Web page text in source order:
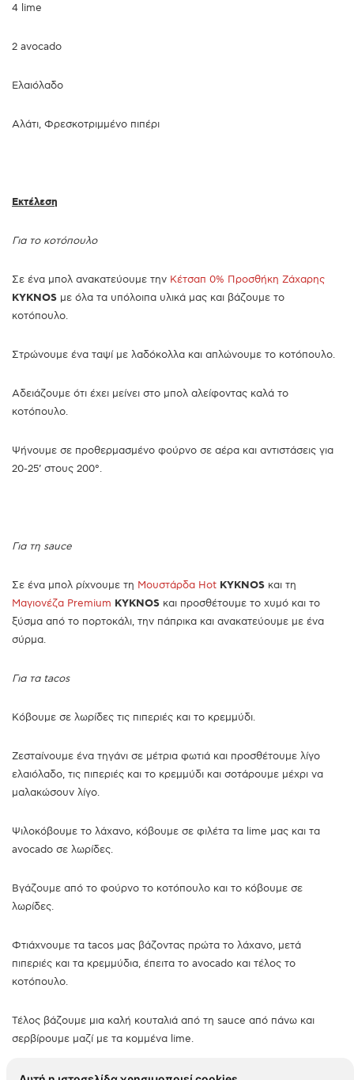
4 lime
2 avocado
Ελαιόλαδο
Αλάτι, Φρεσκοτριμμένο πιπέρι
Εκτέλεση
Για το κοτόπουλο
Σε ένα μπολ ανακατεύουμε την Κέτσαπ 0% Προσθήκη Ζάχαρης
KYKNOS με όλα τα υπόλοιπα υλικά μας και βάζουμε το
κοτόπουλο.
Στρώνουμε ένα ταψί με λαδόκολλα και απλώνουμε το κοτόπουλο.
Αδειάζουμε ότι έχει μείνει στο μπολ αλείφοντας καλά το
κοτόπουλο.
Ψήνουμε σε προθερμασμένο φούρνο σε αέρα και αντιστάσεις για
20-25’ στους 200°.
Για τη sauce
Σε ένα μπολ ρίχνουμε τη Μουστάρδα Hot KYKNOS και τη
Μαγιονέζα Premium KYKNOS και προσθέτουμε το χυμό και το
ξύσμα από το πορτοκάλι, την πάπρικα και ανακατεύουμε με ένα
σύρμα.
Για τα tacos
Κόβουμε σε λωρίδες τις πιπεριές και το κρεμμύδι.
Ζεσταίνουμε ένα τηγάνι σε μέτρια φωτιά και προσθέτουμε λίγο
ελαιόλαδο, τις πιπεριές και το κρεμμύδι και σοτάρουμε μέχρι να
μαλακώσουν λίγο.
Ψιλοκόβουμε το λάχανο, κόβουμε σε φιλέτα τα lime μας και τα
avocado σε λωρίδες.
Βγάζουμε από το φούρνο το κοτόπουλο και το κόβουμε σε
λωρίδες.
Φτιάχνουμε τα tacos μας βάζοντας πρώτα το λάχανο, μετά
πιπεριές και τα κρεμμύδια, έπειτα το avocado και τέλος το
κοτόπουλο.
Τέλος βάζουμε μια καλή κουταλιά από τη sauce από πάνω και
σερβίρουμε μαζί με τα κομμένα lime.